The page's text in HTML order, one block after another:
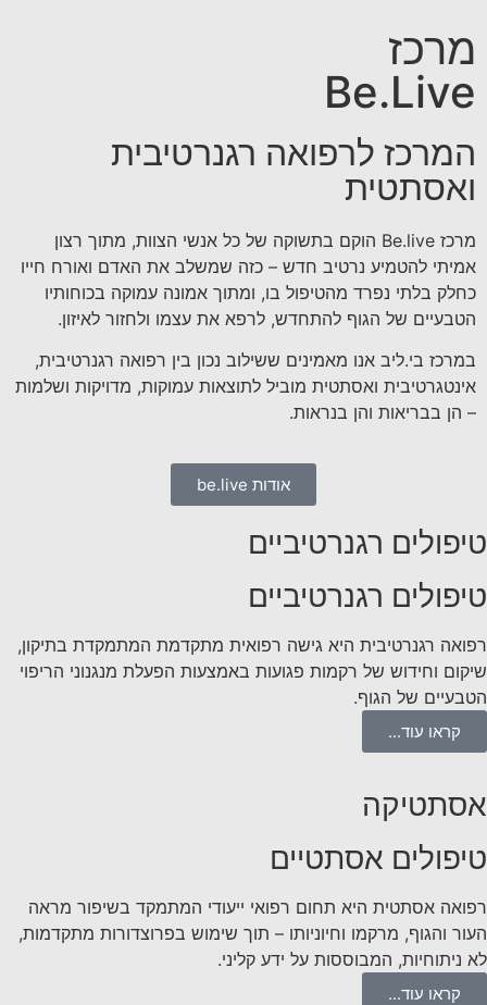
מרכז
Be.Live
המרכז לרפואה רגנרטיבית
ואסתטית
מרכז Be.live הוקם בתשוקה של כל אנשי הצוות, מתוך רצון
אמיתי להטמיע נרטיב חדש – כזה שמשלב את האדם ואורח חייו
כחלק בלתי נפרד מהטיפול בו, ומתוך אמונה עמוקה בכוחותיו
הטבעיים של הגוף להתחדש, לרפא את עצמו ולחזור לאיזון.
במרכז בי.ליב אנו מאמינים ששילוב נכון בין רפואה רגנרטיבית,
אינטגרטיבית ואסתטית מוביל לתוצאות עמוקות, מדויקות ושלמות
– הן בבריאות והן בנראות.
אודות be.live
טיפולים רגנרטיביים
טיפולים רגנרטיביים
רפואה רגנרטיבית היא גישה רפואית מתקדמת המתמקדת בתיקון,
שיקום וחידוש של רקמות פגועות באמצעות הפעלת מנגנוני הריפוי
הטבעיים של הגוף.
קראו עוד...
אסתטיקה
טיפולים אסתטיים
רפואה אסתטית היא תחום רפואי ייעודי המתמקד בשיפור מראה
העור והגוף, מרקמו וחיוניותו – תוך שימוש בפרוצדורות מתקדמות,
לא ניתוחיות, המבוססות על ידע קליני.
קראו עוד...